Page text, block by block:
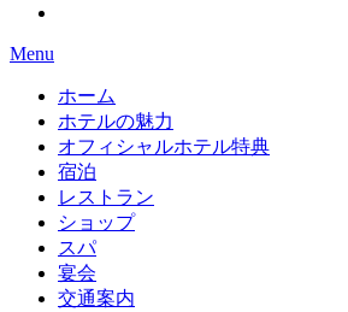
Menu
ホーム
ホテルの魅力
オフィシャルホテル特典
宿泊
レストラン
ショップ
スパ
宴会
交通案内